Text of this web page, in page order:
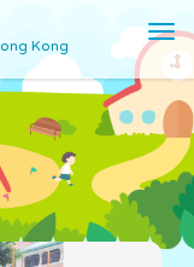
Kong
T
o
g
l
e
v